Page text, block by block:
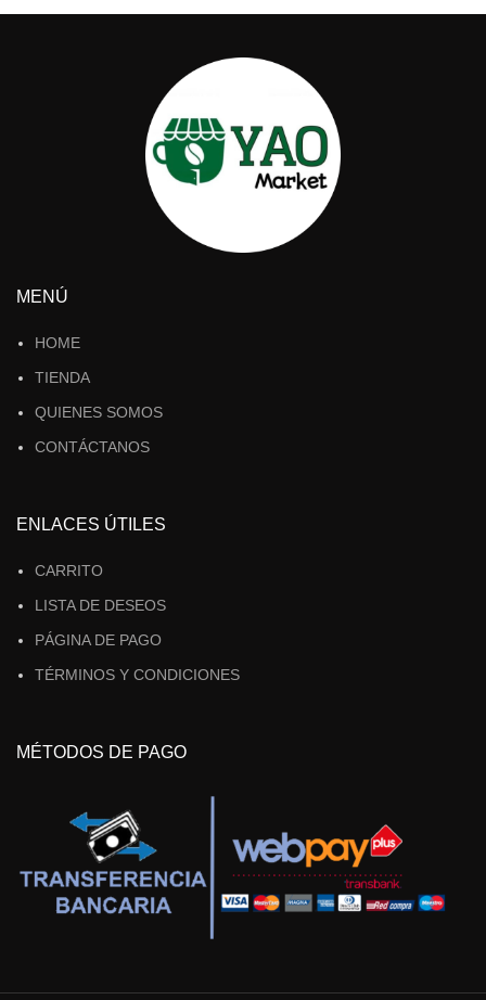
MENÚ
HOME
TIENDA
QUIENES SOMOS
CONTÁCTANOS
ENLACES ÚTILES
CARRITO
LISTA DE DESEOS
PÁGINA DE PAGO
TÉRMINOS Y CONDICIONES
MÉTODOS DE PAGO